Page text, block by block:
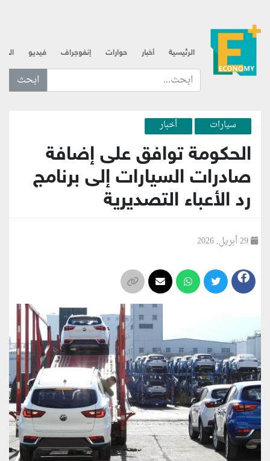
الرئيسية أخبار حوارات إنفوجراف فيديو
ابحث عن... :
سيارات أخبار
الحكومة توافق على إضافة
صادرات السيارات إلى برنامج
رد الأعباء التصديرية